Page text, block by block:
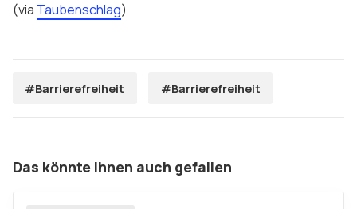
(via Taubenschlag)
#Barrierefreiheit #Barrierefreiheit
Das könnte Ihnen auch gefallen